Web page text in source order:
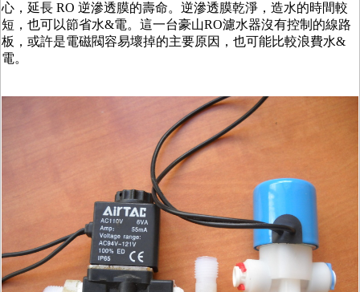
心，延長 RO 逆滲透膜的壽命。逆滲透膜乾淨，造水的時間較
短，也可以節省水&電。這一台豪山RO濾水器沒有控制的線路
板，或許是電磁閥容易壞掉的主要原因，也可能比較浪費水&
電。